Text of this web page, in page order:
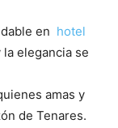
en hotel
elegancia se
amas y
de Tenares.